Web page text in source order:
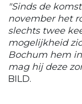
"Sinds de
november het
slechts twee
mogelijkheid
Bochum hem
mag hij deze
BILD.